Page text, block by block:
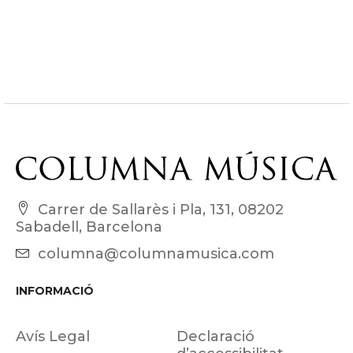
Carrer de Sallarès i Pla, 131, 08202
Sabadell, Barcelona
columna@columnamusica.com
INFORMACIÓ
Avís Legal
Declaració